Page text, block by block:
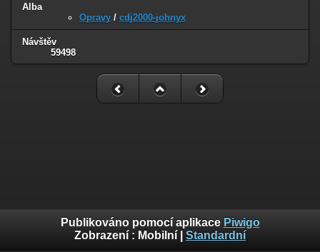
Alba
Opravy / cdj2000-johnyx
Návštěv
59498
Publikováno pomocí aplikace Piwigo
Zobrazení : Mobilní Standardní